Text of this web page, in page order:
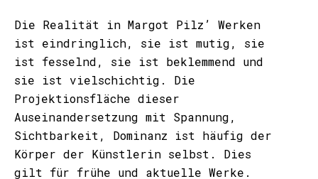
Die Realität in Margot Pilz’ Werken
ist eindringlich, sie ist mutig, sie
ist fesselnd, sie ist beklemmend und
sie ist vielschichtig. Die
Projektionsfläche dieser
Auseinandersetzung mit Spannung,
Sichtbarkeit, Dominanz ist häufig der
Körper der Künstlerin selbst. Dies
gilt für frühe und aktuelle Werke.